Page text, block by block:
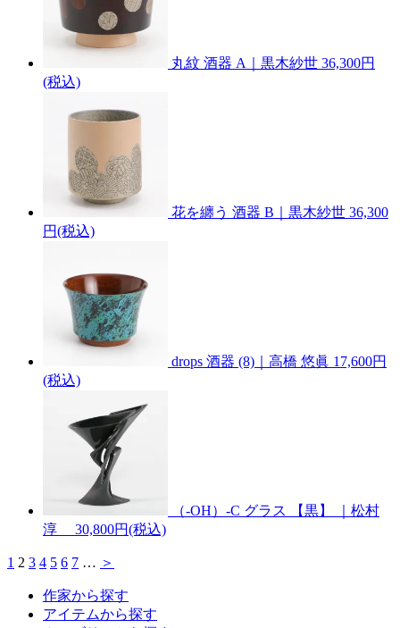
丸紋 酒器 A｜黒木紗世 36,300円
(税込)
花を纏う 酒器 B｜黒木紗世 36,300
円(税込)
drops 酒器 (8)｜高橋 悠眞 17,600円
(税込)
（-OH）-C グラス 【黒】 ｜松村
淳
30,800円(税込)
1 2 3 4 5 6 7 … ＞
作家から探す
アイテムから探す